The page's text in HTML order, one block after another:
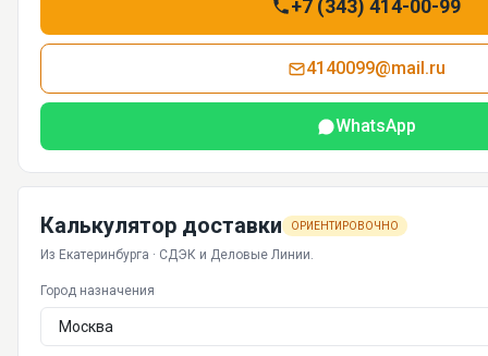
+7 (343) 414-00-99
4140099@mail.ru
WhatsApp
Калькулятор доставки ОРИЕНТИРОВОЧНО
Из Екатеринбурга · СДЭК и Деловые Линии.
Город назначения